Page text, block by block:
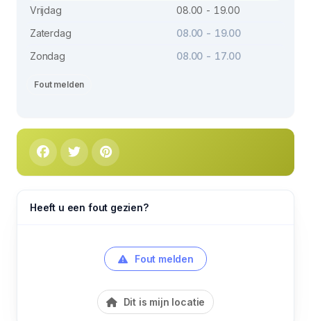
Vrijdag
08.00 - 19.00
Zaterdag
08.00 - 19.00
Zondag
08.00 - 17.00
Fout melden
Heeft u een fout gezien?
Fout melden
Dit is mijn locatie